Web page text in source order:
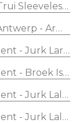
Blue Denim
Wind Chime
Sleeveless
-
- Jurk Lara
- Broek
- Jurk
- Jurk